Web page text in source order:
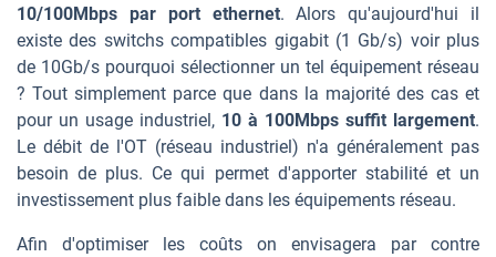
10/100Mbps par port ethernet. Alors qu'aujourd'hui il
existe des switchs compatibles gigabit (1 Gb/s) voir plus
de 10Gb/s pourquoi sélectionner un tel équipement réseau
? Tout simplement parce que dans la majorité des cas et
pour un usage industriel, 10 à 100Mbps suffit largement.
Le débit de l'OT (réseau industriel) n'a généralement pas
besoin de plus. Ce qui permet d'apporter stabilité et un
investissement plus faible dans les équipements réseau.
Afin d'optimiser les coûts on envisagera par contre